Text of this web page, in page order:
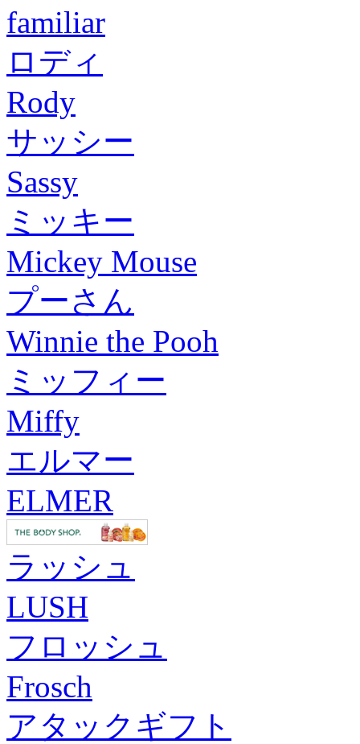
familiar
ロディ
Rody
サッシー
Sassy
ミッキー
Mickey Mouse
プーさん
Winnie the Pooh
ミッフィー
Miffy
エルマー
ELMER
ラッシュ
LUSH
フロッシュ
Frosch
アタックギフト